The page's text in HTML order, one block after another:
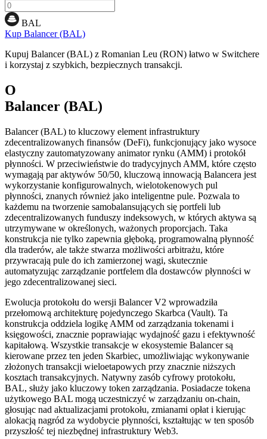
BAL
Kup Balancer (BAL)
Kupuj Balancer (BAL) z Romanian Leu (RON) łatwo w Switchere
i korzystaj z szybkich, bezpiecznych transakcji.
O
Balancer (BAL)
Balancer (BAL) to kluczowy element infrastruktury
zdecentralizowanych finansów (DeFi), funkcjonujący jako wysoce
elastyczny zautomatyzowany animator rynku (AMM) i protokół
płynności. W przeciwieństwie do tradycyjnych AMM, które często
wymagają par aktywów 50/50, kluczową innowacją Balancera jest
wykorzystanie konfigurowalnych, wielotokenowych pul
płynności, znanych również jako inteligentne pule. Pozwala to
każdemu na tworzenie samobalansujących się portfeli lub
zdecentralizowanych funduszy indeksowych, w których aktywa są
utrzymywane w określonych, ważonych proporcjach. Taka
konstrukcja nie tylko zapewnia głęboką, programowalną płynność
dla traderów, ale także stwarza możliwości arbitrażu, które
przywracają pule do ich zamierzonej wagi, skutecznie
automatyzując zarządzanie portfelem dla dostawców płynności w
jego zdecentralizowanej sieci.
Ewolucja protokołu do wersji Balancer V2 wprowadziła
przełomową architekturę pojedynczego Skarbca (Vault). Ta
konstrukcja oddziela logikę AMM od zarządzania tokenami i
księgowości, znacznie poprawiając wydajność gazu i efektywność
kapitałową. Wszystkie transakcje w ekosystemie Balancer są
kierowane przez ten jeden Skarbiec, umożliwiając wykonywanie
złożonych transakcji wieloetapowych przy znacznie niższych
kosztach transakcyjnych. Natywny zasób cyfrowy protokołu,
BAL, służy jako kluczowy token zarządzania. Posiadacze tokena
użytkowego BAL mogą uczestniczyć w zarządzaniu on-chain,
głosując nad aktualizacjami protokołu, zmianami opłat i kierując
alokacją nagród za wydobycie płynności, kształtując w ten sposób
przyszłość tej niezbędnej infrastruktury Web3.